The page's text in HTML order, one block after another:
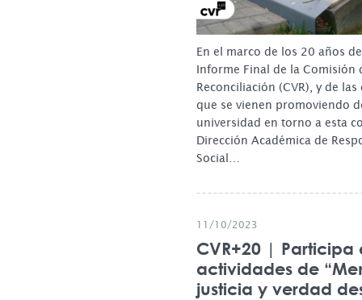
En el marco de los 20 años
Informe Final de la Comisión
Reconciliación (CVR), y de
que se vienen promoviendo
universidad en torno a esta
Dirección Académica de
Social…
11/10/2023
CVR+20 | Participa
actividades de
justicia y verdad